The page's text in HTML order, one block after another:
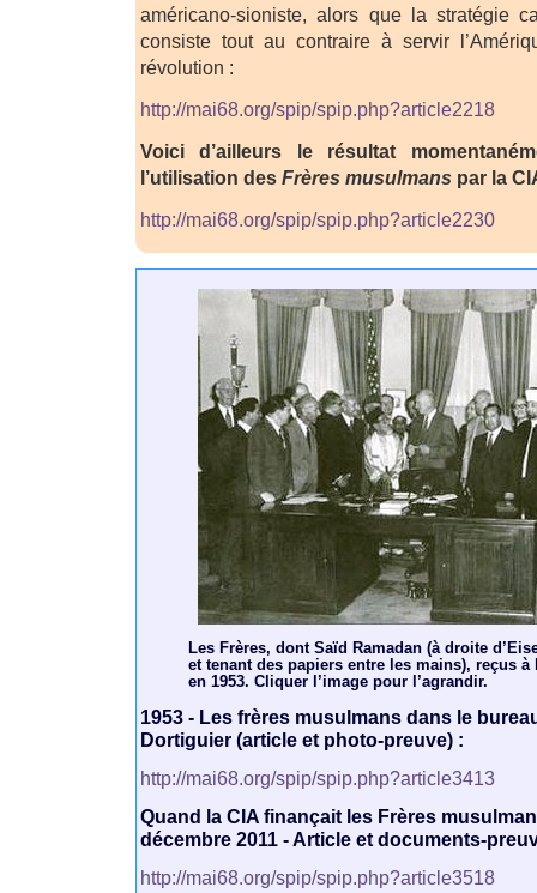
américano-sioniste, alors que la stratégie
consiste tout au contraire à servir
révolution :
http://mai68.org/spip/spip.php?article2218
Voici d’ailleurs le résultat
l’utilisation des Frères musulmans par la
http://mai68.org/spip/spip.php?article2230
Les Frères, dont Saïd Ramadan (à droite
et tenant des papiers entre les mains), reçus à
en 1953. Cliquer l’image pour l’agrandir.
1953 - Les frères musulmans dans le
Dortiguier (article et photo-preuve) :
http://mai68.org/spip/spip.php?article3413
Quand la CIA finançait les Frères
décembre 2011 - Article et documents-
http://mai68.org/spip/spip.php?article3518